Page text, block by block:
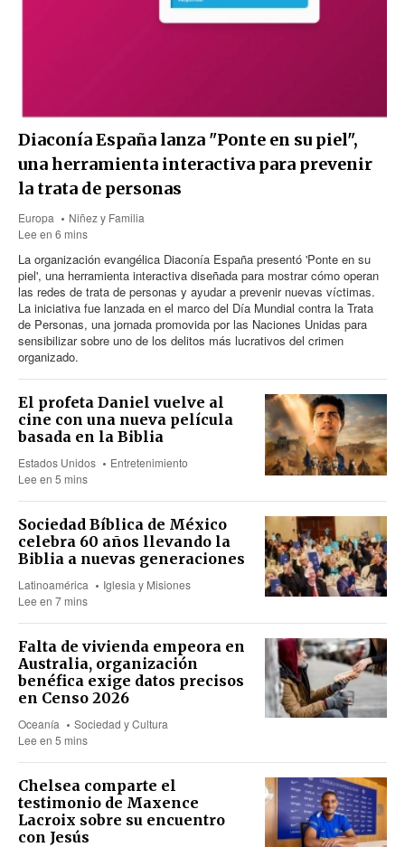
Diaconía España lanza "Ponte en su piel",
una herramienta interactiva para prevenir
la trata de personas
Europa
Niñez y Familia
Lee en 6 mins
La organización evangélica Diaconía España presentó 'Ponte en su
piel', una herramienta interactiva diseñada para mostrar cómo operan
las redes de trata de personas y ayudar a prevenir nuevas víctimas.
La iniciativa fue lanzada en el marco del Día Mundial contra la Trata
de Personas, una jornada promovida por las Naciones Unidas para
sensibilizar sobre uno de los delitos más lucrativos del crimen
organizado.
El profeta Daniel vuelve al
cine con una nueva película
basada en la Biblia
Estados Unidos
Entretenimiento
Lee en 5 mins
Sociedad Bíblica de México
celebra 60 años llevando la
Biblia a nuevas generaciones
Latinoamérica
Iglesia y Misiones
Lee en 7 mins
Falta de vivienda empeora en
Australia, organización
benéfica exige datos precisos
en Censo 2026
Oceanía
Sociedad y Cultura
Lee en 5 mins
Chelsea comparte el
testimonio de Maxence
Lacroix sobre su encuentro
con Jesús